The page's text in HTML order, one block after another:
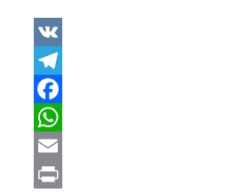
VK
Telegram
Facebook
WhatsApp
Email